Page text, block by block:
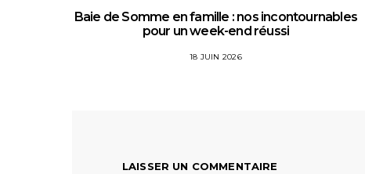
Baie de Somme en famille : nos incontournables
pour un week-end réussi
18 JUIN 2026
LAISSER UN COMMENTAIRE